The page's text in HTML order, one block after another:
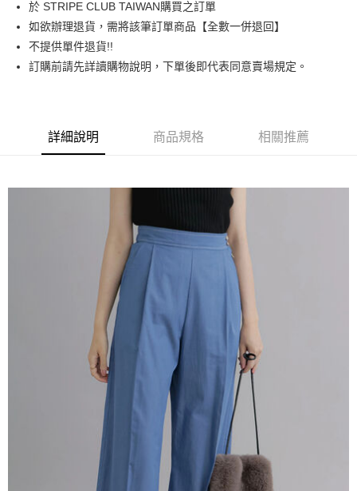
匯豐（台灣）商業銀行
華泰商業銀行
聯邦商業銀行
遠東國際商業銀行
元大商業銀行
玉山商業銀行
星展（台灣）商業銀行
街口支付
悠遊付
相關說明
【大哥付你分期使用說明】
流程，驗證手機門號後，選擇欲分期的期數、繳款截止日，確認付款後即完
3.實際核准額度、可分期數及費用金額請依後續交易確認頁面所載為準。
4.訂單成立30分鐘內，如未前往確認交易或遇審核未通過，訂單將自動取
消。如遇「轉專審核」未通過狀況，表示未達大哥付你分期系統評分，恕無
1.分期款項不併入電信帳單，「大哥付你分期」於每月結算日後寄送繳費提
2.透過簡訊連結打開帳單後，可選擇「超商條碼／台灣大直營門市／銀行轉
帳／街口支付／iPASS MONEY」等通路繳費。
1.本服務係由「台灣大哥大股份有限公司」（以下簡稱本公司）所提供，讓
用戶於交易時，得透過本服務購買商品或服務，並由商店將買賣／分期付款
買賣價金債權讓與本公司後，依約使用本公司帳單繳交帳款。
2.基於同意付款使用「大哥付你分期」之契約關係目的，商店將以您的個人
資料（包含姓名、電話或地址）提供予台灣大哥大進項蒐集、處理及利用，
由本公司與您本人進行分期帳單所需資料之確認、核對及更正。
3.完整用戶服務條款，請詳閱以下連結：
https://oppay.tw/userRule
AFTEE先享後付
AFTEE先享後付是「在收到商品之後才付款」的支付方式。 讓您購物簡單
１．簡單：不需註冊會員、不需綁卡、不需儲值。
２．便利：只要手機號碼，簡訊認證，即可結帳。
３．安心：先確認商品／服務後，再付款。
【「AFTEE先享後付」結帳流程】
１．於結帳方式選擇「AFTEE先享後付」後，將跳轉至「AFTEE先享後付」
結帳頁面，進行簡訊認證並確認金額後，即可完成結帳。
２．訂單成立數日內，您將收到繳費通知簡訊。
３．收到繳費通知簡訊後14天內，點擊此簡訊中的連結，可透過四大超商／
ATM／網路銀行／等多元方式進行付款，方視為交易完成。
※ 請注意：結帳手續完成當下不需立刻繳費，但若您需要取消訂單，請聯絡
購買商品的店家。未經商家同意取消之訂單仍視為有效，需透過AFTEE先享
後付繳納相關費用。
※ 交易是否成功請以「AFTEE先享後付 」之結帳頁面顯示為準，若有關於
是否繳費成功／繳費後需取消欲退款等相關疑問，請聯繫「AFTEE先享後付
https://netprotections.freshdesk.com/support/home
每筆NT$60，滿NT$388(含以上)免運費
每筆NT$60，滿NT$388(含以上)免運費
萊爾富取貨付款
每筆NT$60，滿NT$888(含以上)免運費
每筆NT$60，滿NT$888(含以上)免運費
於 STRIPE CLUB TAIWAN購買之訂單
如欲辦理退貨，需將該筆訂單商品【全數一併退回】
不提供單件退貨!!
訂購前請先詳讀購物說明，下單後即代表同意賣場規定。
詳細說明 商品規格 相關推薦